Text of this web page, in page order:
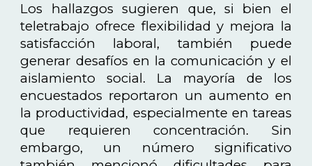
Los hallazgos sugieren que, si bien el
teletrabajo ofrece flexibilidad y mejora la
satisfacción laboral, también puede
generar desafíos en la comunicación y el
aislamiento social. La mayoría de los
encuestados reportaron un aumento en
la productividad, especialmente en tareas
que requieren concentración. Sin
embargo, un número significativo